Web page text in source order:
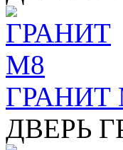
ГРАНИТ
ДВЕРЬ